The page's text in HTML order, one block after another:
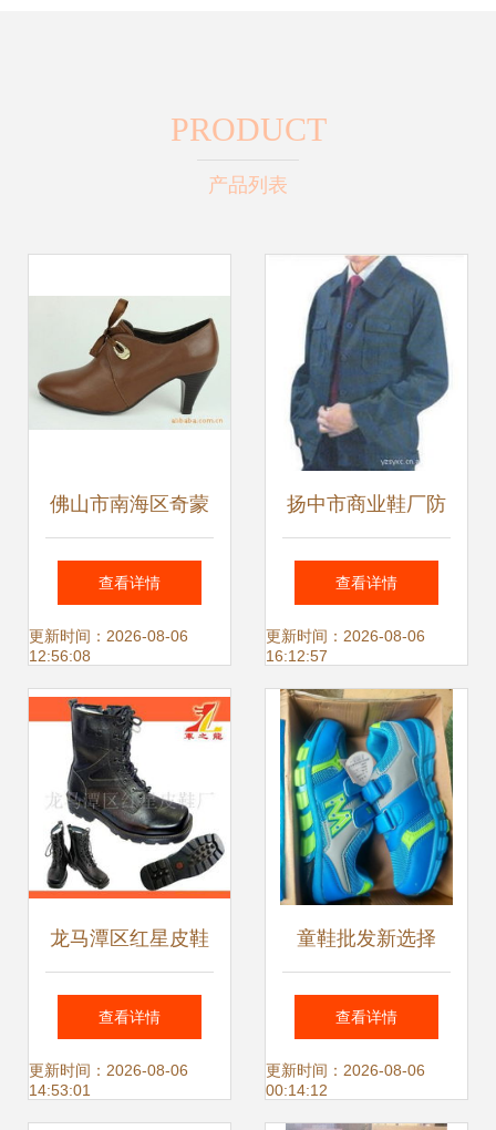
PRODUCT
产品列表
佛山市南海区奇蒙
子鞋厂正装鞋产品
系列一览
查看详情
更新时间：2026-08-06
12:56:08
扬中市商业鞋厂防
护服产品列表——
专业防护，守护安
全
查看详情
更新时间：2026-08-06
16:12:57
龙马潭区红星皮鞋
厂 匠心打造，专业
守护——工作鞋产
查看详情
更新时间：2026-08-06
14:53:01
童鞋批发新选择
2015韩版秋款儿童
运动鞋库存解析
查看详情
更新时间：2026-08-06
00:14:12